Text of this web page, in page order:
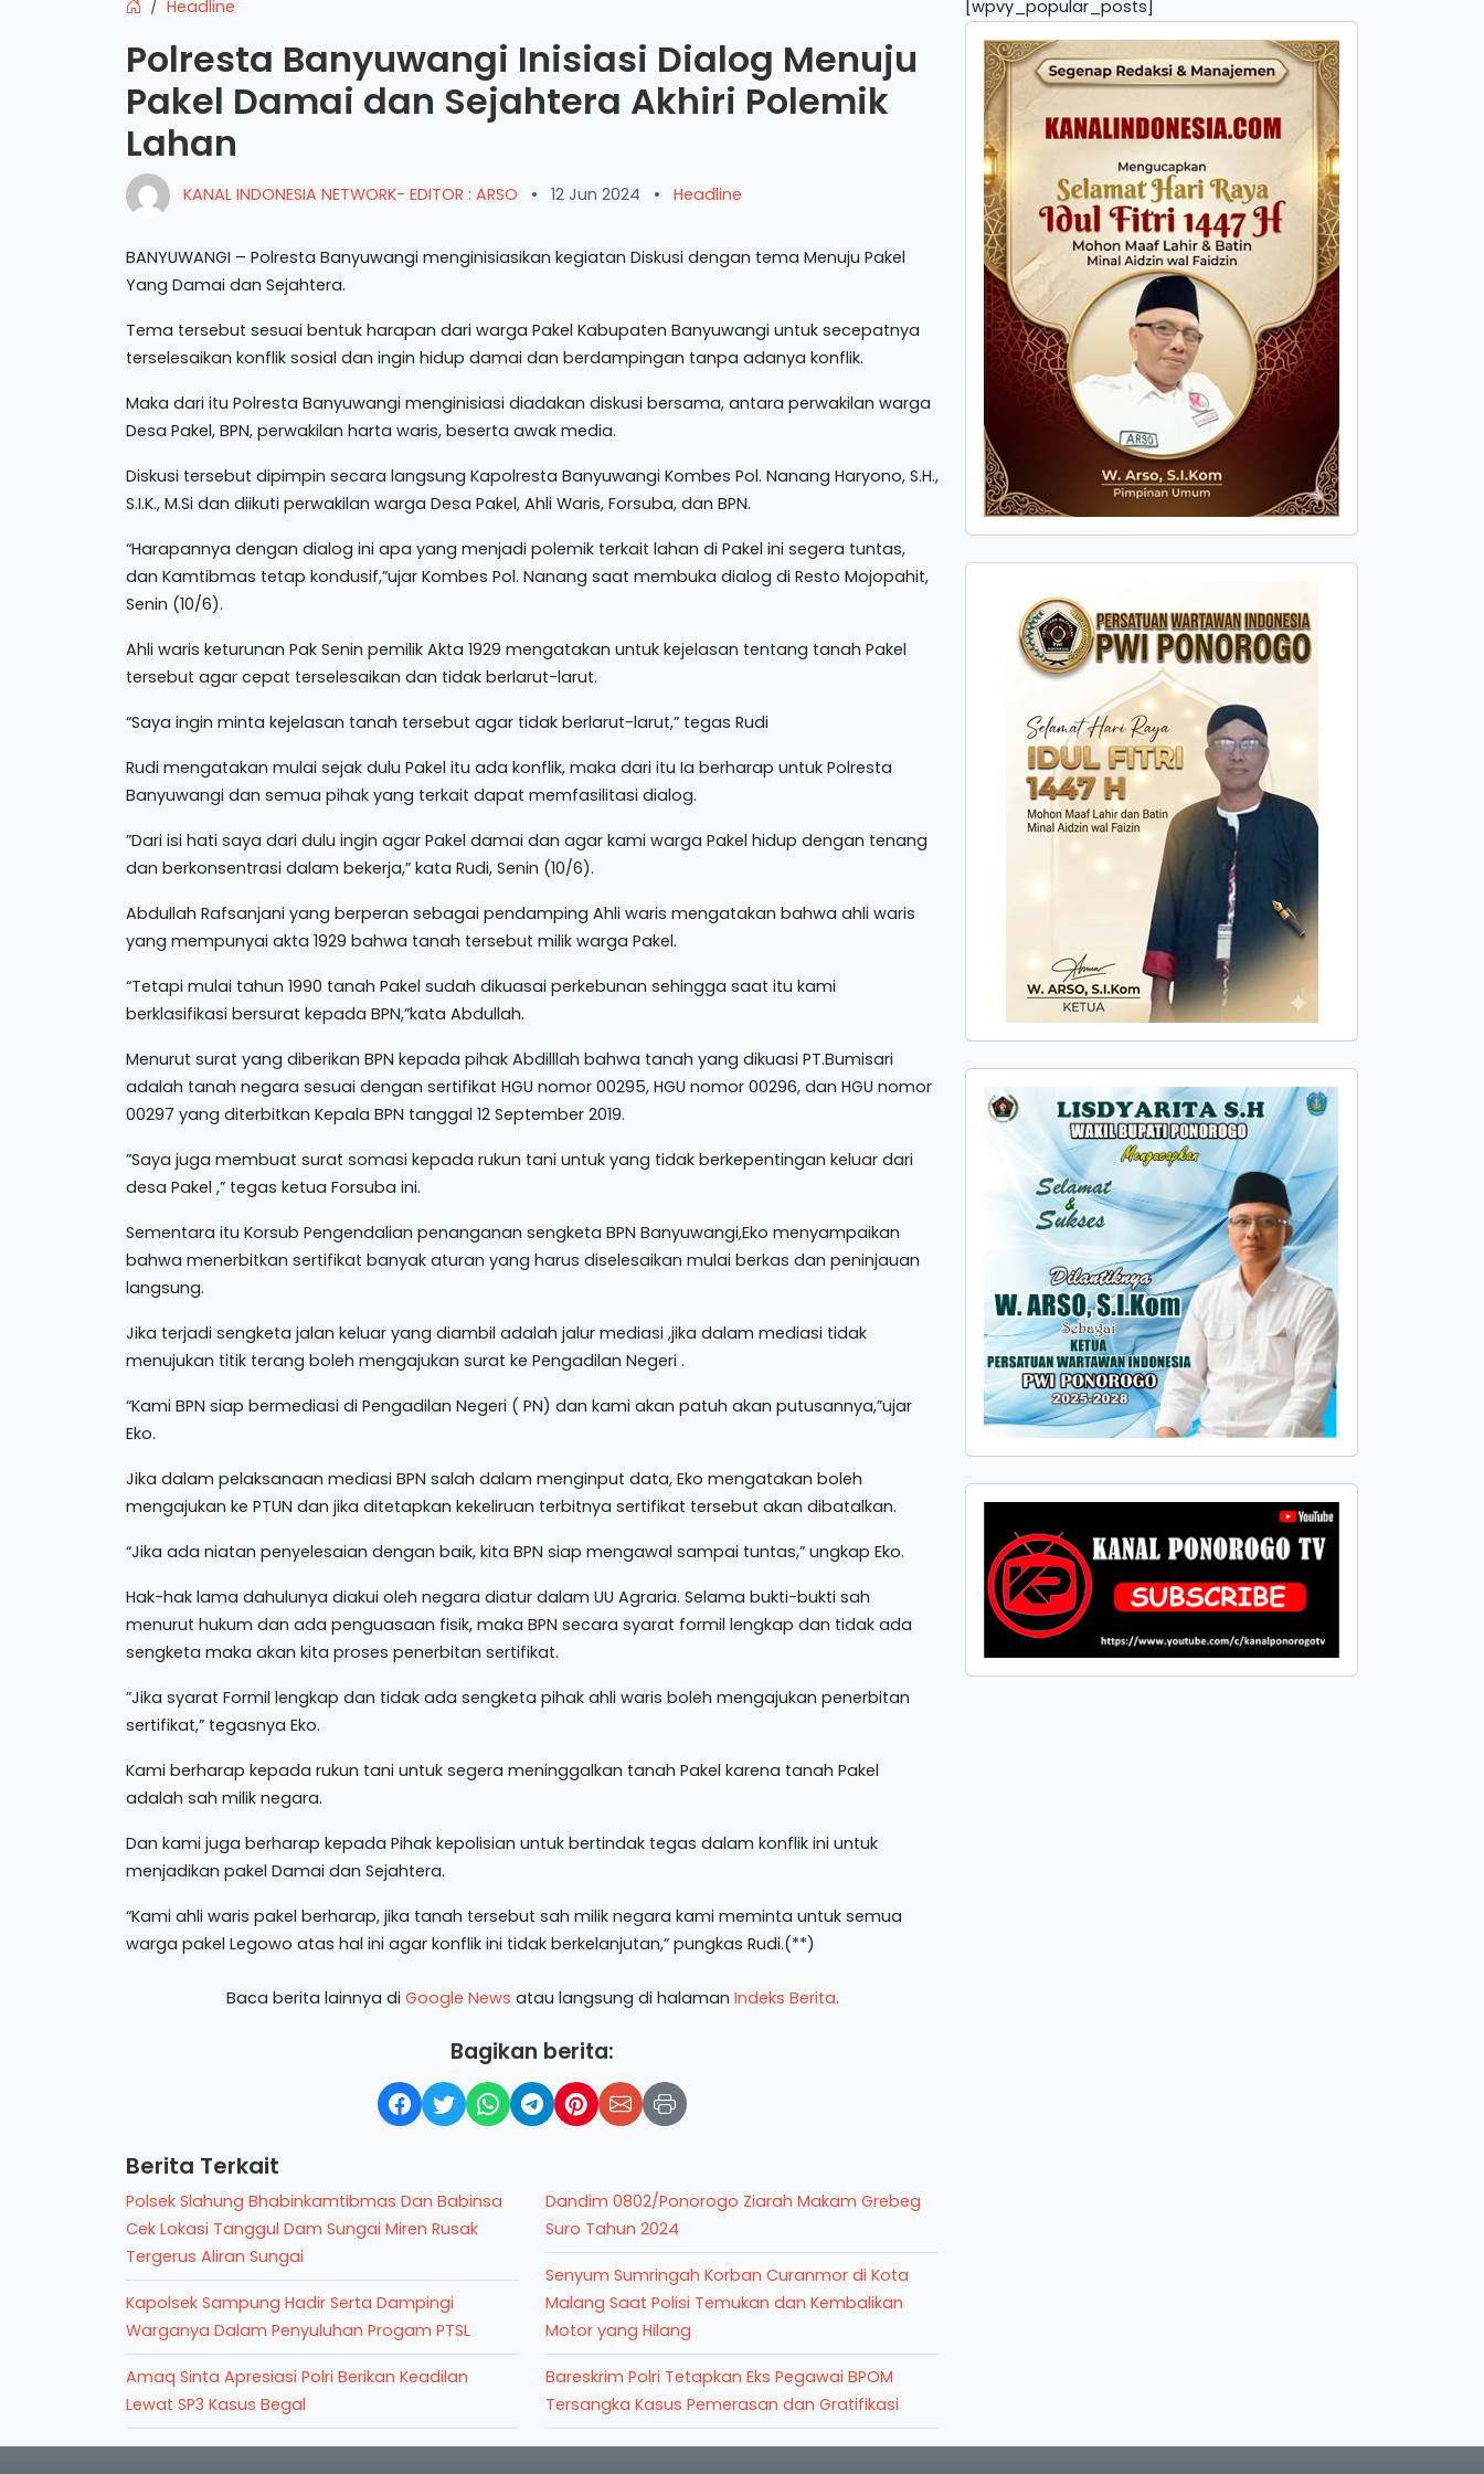
Headline
Polresta Banyuwangi Inisiasi Dialog Menuju
Pakel Damai dan Sejahtera Akhiri Polemik
Lahan
KANAL INDONESIA NETWORK- EDITOR : ARSO • 12 Jun 2024 • Headline
BANYUWANGI – Polresta Banyuwangi menginisiasikan kegiatan Diskusi dengan tema Menuju Pakel
Yang Damai dan Sejahtera.
Tema tersebut sesuai bentuk harapan dari warga Pakel Kabupaten Banyuwangi untuk secepatnya
terselesaikan konflik sosial dan ingin hidup damai dan berdampingan tanpa adanya konflik.
Maka dari itu Polresta Banyuwangi menginisiasi diadakan diskusi bersama, antara perwakilan warga
Desa Pakel, BPN, perwakilan harta waris, beserta awak media.
Diskusi tersebut dipimpin secara langsung Kapolresta Banyuwangi Kombes Pol. Nanang Haryono, S.H.,
S.I.K., M.Si dan diikuti perwakilan warga Desa Pakel, Ahli Waris, Forsuba, dan BPN.
“Harapannya dengan dialog ini apa yang menjadi polemik terkait lahan di Pakel ini segera tuntas,
dan Kamtibmas tetap kondusif,”ujar Kombes Pol. Nanang saat membuka dialog di Resto Mojopahit,
Senin (10/6).
Ahli waris keturunan Pak Senin pemilik Akta 1929 mengatakan untuk kejelasan tentang tanah Pakel
tersebut agar cepat terselesaikan dan tidak berlarut-larut.
“Saya ingin minta kejelasan tanah tersebut agar tidak berlarut-larut,” tegas Rudi
Rudi mengatakan mulai sejak dulu Pakel itu ada konflik, maka dari itu Ia berharap untuk Polresta
Banyuwangi dan semua pihak yang terkait dapat memfasilitasi dialog.
”Dari isi hati saya dari dulu ingin agar Pakel damai dan agar kami warga Pakel hidup dengan tenang
dan berkonsentrasi dalam bekerja,” kata Rudi, Senin (10/6).
Abdullah Rafsanjani yang berperan sebagai pendamping Ahli waris mengatakan bahwa ahli waris
yang mempunyai akta 1929 bahwa tanah tersebut milik warga Pakel.
“Tetapi mulai tahun 1990 tanah Pakel sudah dikuasai perkebunan sehingga saat itu kami
berklasifikasi bersurat kepada BPN,”kata Abdullah.
Menurut surat yang diberikan BPN kepada pihak Abdilllah bahwa tanah yang dikuasi PT.Bumisari
adalah tanah negara sesuai dengan sertifikat HGU nomor 00295, HGU nomor 00296, dan HGU nomor
00297 yang diterbitkan Kepala BPN tanggal 12 September 2019.
”Saya juga membuat surat somasi kepada rukun tani untuk yang tidak berkepentingan keluar dari
desa Pakel ,” tegas ketua Forsuba ini.
Sementara itu Korsub Pengendalian penanganan sengketa BPN Banyuwangi,Eko menyampaikan
bahwa menerbitkan sertifikat banyak aturan yang harus diselesaikan mulai berkas dan peninjauan
langsung.
Jika terjadi sengketa jalan keluar yang diambil adalah jalur mediasi ,jika dalam mediasi tidak
menujukan titik terang boleh mengajukan surat ke Pengadilan Negeri .
“Kami BPN siap bermediasi di Pengadilan Negeri ( PN) dan kami akan patuh akan putusannya,”ujar
Eko.
Jika dalam pelaksanaan mediasi BPN salah dalam menginput data, Eko mengatakan boleh
mengajukan ke PTUN dan jika ditetapkan kekeliruan terbitnya sertifikat tersebut akan dibatalkan.
“Jika ada niatan penyelesaian dengan baik, kita BPN siap mengawal sampai tuntas,” ungkap Eko.
Hak-hak lama dahulunya diakui oleh negara diatur dalam UU Agraria. Selama bukti-bukti sah
menurut hukum dan ada penguasaan fisik, maka BPN secara syarat formil lengkap dan tidak ada
sengketa maka akan kita proses penerbitan sertifikat.
”Jika syarat Formil lengkap dan tidak ada sengketa pihak ahli waris boleh mengajukan penerbitan
sertifikat,” tegasnya Eko.
Kami berharap kepada rukun tani untuk segera meninggalkan tanah Pakel karena tanah Pakel
adalah sah milik negara.
Dan kami juga berharap kepada Pihak kepolisian untuk bertindak tegas dalam konflik ini untuk
menjadikan pakel Damai dan Sejahtera.
“Kami ahli waris pakel berharap, jika tanah tersebut sah milik negara kami meminta untuk semua
warga pakel Legowo atas hal ini agar konflik ini tidak berkelanjutan,” pungkas Rudi.(**)
Baca berita lainnya di Google News atau langsung di halaman Indeks Berita.
Bagikan berita:
Berita Terkait
Polsek Slahung Bhabinkamtibmas Dan Babinsa
Cek Lokasi Tanggul Dam Sungai Miren Rusak
Tergerus Aliran Sungai
Kapolsek Sampung Hadir Serta Dampingi
Warganya Dalam Penyuluhan Progam PTSL
Amaq Sinta Apresiasi Polri Berikan Keadilan
Lewat SP3 Kasus Begal
Dandim 0802/Ponorogo Ziarah Makam Grebeg
Suro Tahun 2024
Senyum Sumringah Korban Curanmor di Kota
Malang Saat Polisi Temukan dan Kembalikan
Motor yang Hilang
Bareskrim Polri Tetapkan Eks Pegawai BPOM
Tersangka Kasus Pemerasan dan Gratifikasi
[wpvy_popular_posts]